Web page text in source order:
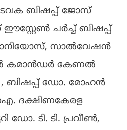
ബിഷപ്പ് ജോസ്
ചര്‍ച്ച് ബിഷപ്പ്
സാല്‍വേഷന്‍
കമാന്‍ഡര്‍ കേണല്‍
, ബിഷപ്പ് ഡോ. മോഹന്‍
ദക്ഷിണകേരള
ഡോ. ടി. ടി. പ്രവീണ്‍,